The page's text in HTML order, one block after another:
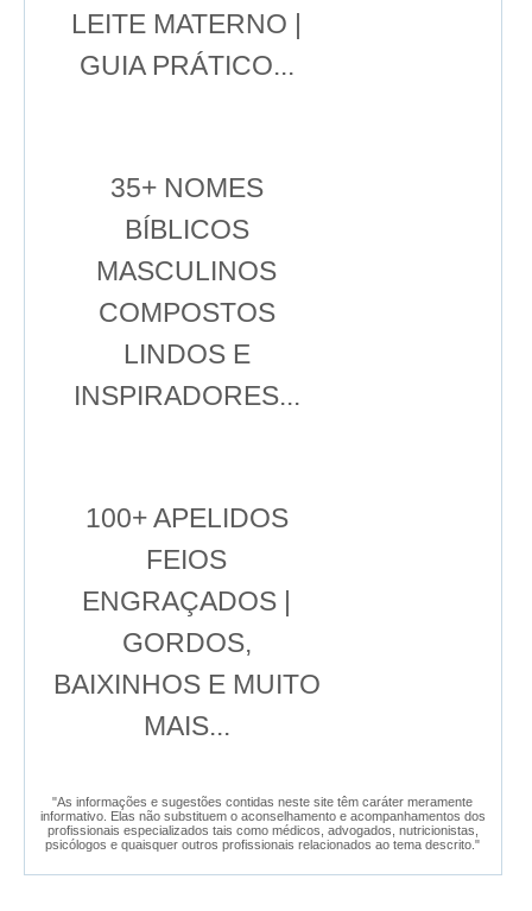
LEITE MATERNO |
GUIA PRÁTICO...
35+ NOMES
BÍBLICOS
MASCULINOS
COMPOSTOS
LINDOS E
INSPIRADORES...
100+ APELIDOS
FEIOS
ENGRAÇADOS |
GORDOS,
BAIXINHOS E MUITO
MAIS...
"As informações e sugestões contidas neste site têm caráter meramente
informativo. Elas não substituem o aconselhamento e acompanhamentos dos
profissionais especializados tais como médicos, advogados, nutricionistas,
psicólogos e quaisquer outros profissionais relacionados ao tema descrito."